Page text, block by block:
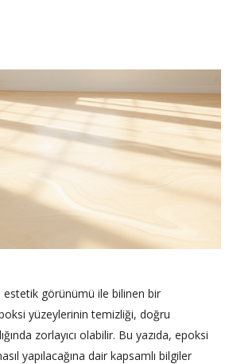
estetik görünümü ile bilinen bir
yüzeylerinin temizliği, doğru
zorlayıcı olabilir. Bu yazıda, epoksi
yapılacağına dair kapsamlı bilgiler